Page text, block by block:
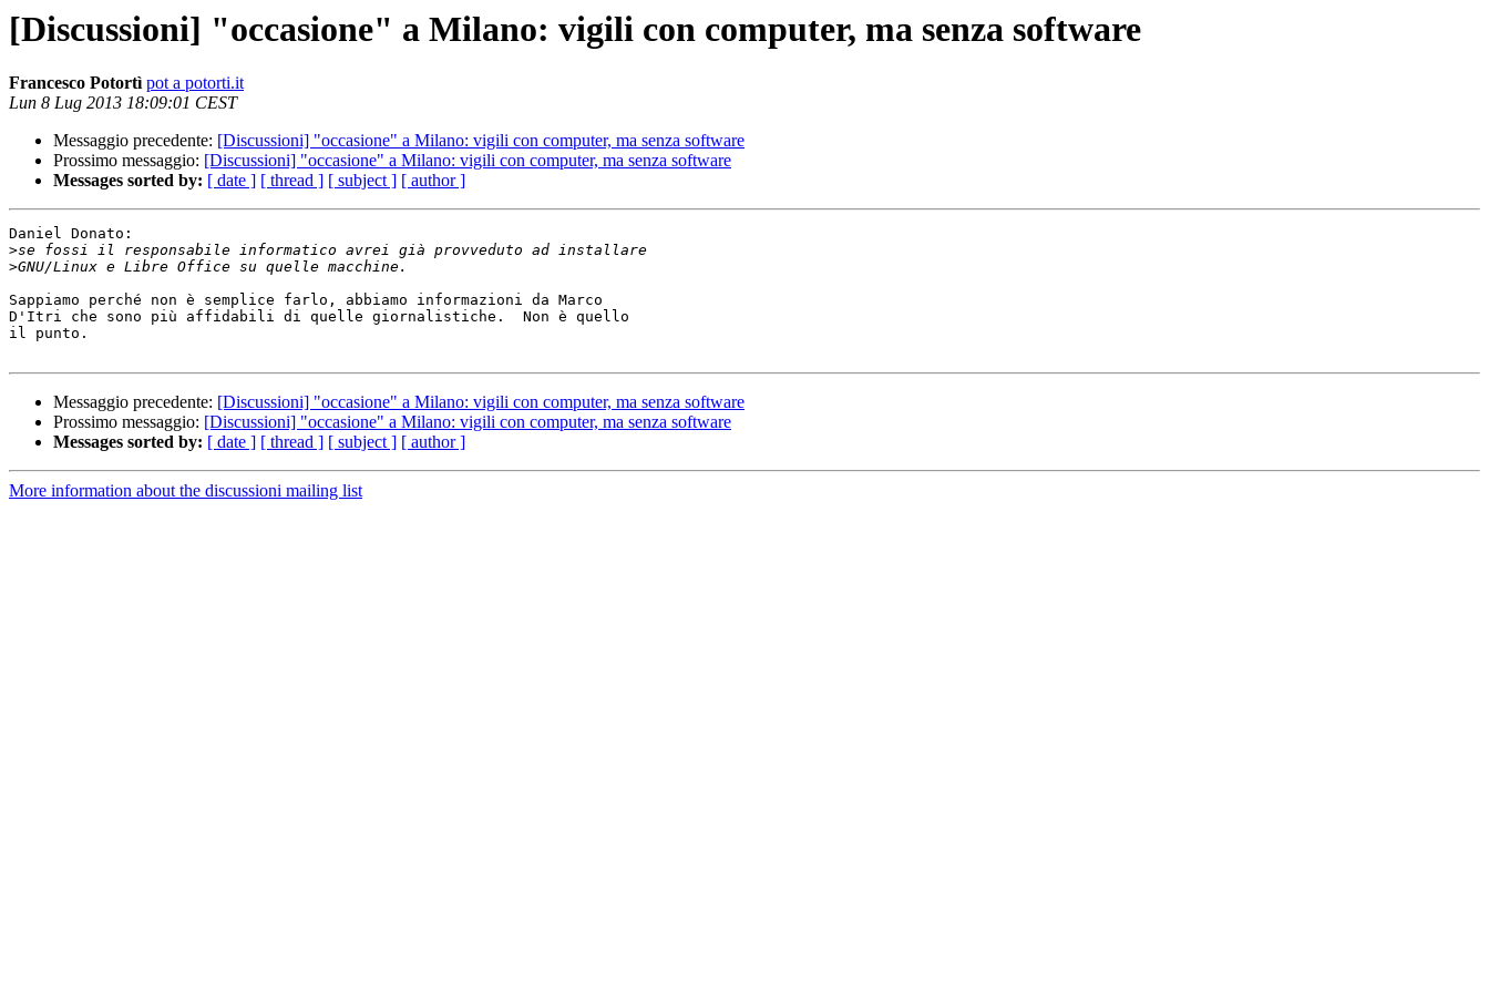
[Discussioni] "occasione" a Milano: vigili con computer, ma senza software
Francesco Potortì pot a potorti.it
Lun 8 Lug 2013 18:09:01 CEST
Messaggio precedente: [Discussioni] "occasione" a Milano: vigili con computer, ma senza software
Prossimo messaggio: [Discussioni] "occasione" a Milano: vigili con computer, ma senza software
Messages sorted by: [ date ] [ thread ] [ subject ] [ author ]
Daniel Donato:
>
>
Sappiamo perché non è semplice farlo, abbiamo informazioni da Marco
D'Itri che sono più affidabili di quelle giornalistiche.  Non è quello
il punto.
Messaggio precedente: [Discussioni] "occasione" a Milano: vigili con computer, ma senza software
Prossimo messaggio: [Discussioni] "occasione" a Milano: vigili con computer, ma senza software
Messages sorted by: [ date ] [ thread ] [ subject ] [ author ]
More information about the discussioni mailing list